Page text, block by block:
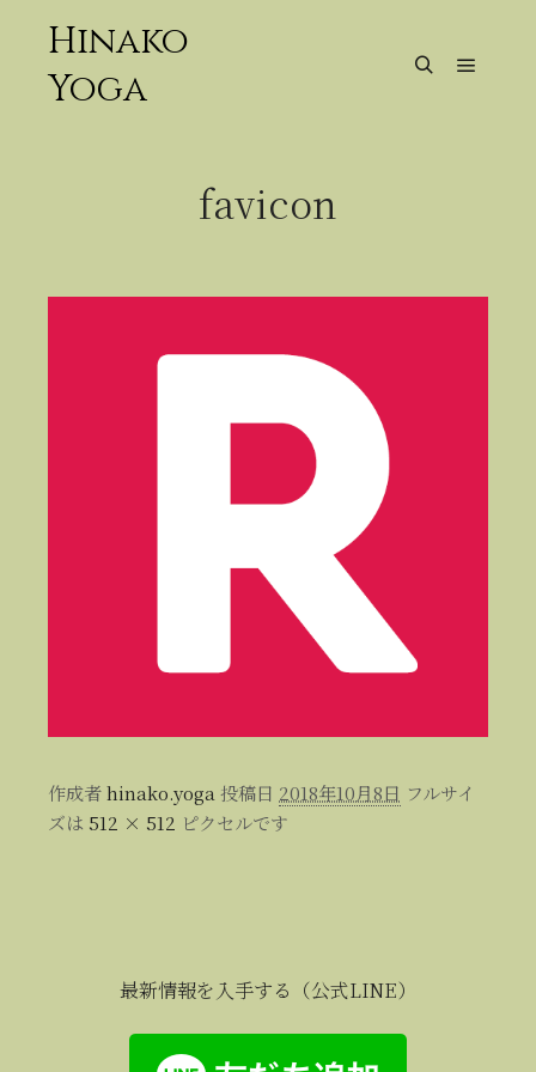
Hinako
Yoga
favicon
作成者hinako.yoga 投稿日 2018年10月8日 フルサイ
ズは 512 × 512 ピクセルです
最新情報を入手する（公式LINE）